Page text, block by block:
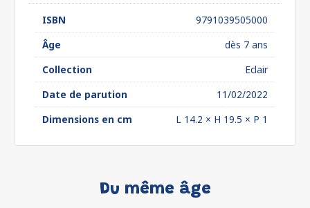
ISBN
9791039505000
Âge
dès 7 ans
Collection
Eclair
Date de parution
11/02/2022
Dimensions en cm
L 14.2 × H 19.5 × P 1
Du même âge